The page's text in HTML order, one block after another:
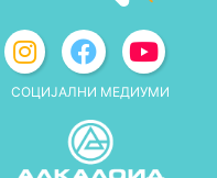
СОЦИЈАЛНИ МЕДИУМИ